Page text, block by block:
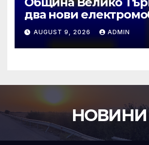
два нови
AUGUST 9, 2026 ADMIN
НОВИНИ